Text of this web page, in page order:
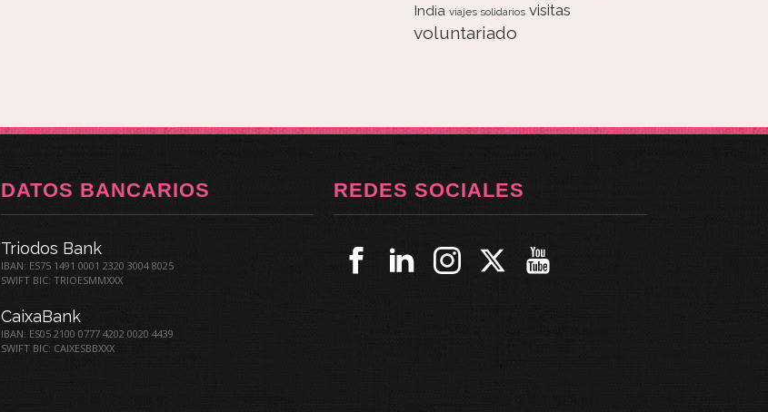
India viajes solidarios visitas
voluntariado
DATOS BANCARIOS
Triodos Bank
IBAN: ES75 1491 0001 2320 3004 8025
SWIFT BIC: TRIOESMMXXX
CaixaBank
IBAN: ES05 2100 0777 4202 0020 4439
SWIFT BIC: CAIXESBBXXX
REDES SOCIALES